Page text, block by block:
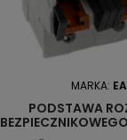
MARKA:
PODSTAWA
SLS/NEOZ/3